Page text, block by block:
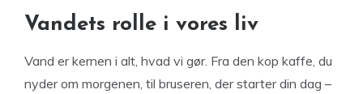
Vandets rolle i vores liv
Vand er kernen i alt, hvad vi gør. Fra den kop kaffe, du
nyder om morgenen, til bruseren, der starter din dag –